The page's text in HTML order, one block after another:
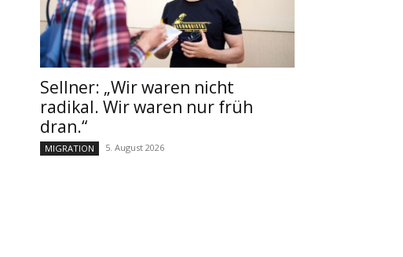
Sellner: „Wir waren nicht
radikal. Wir waren nur früh
dran.“
MIGRATION 5. August 2026